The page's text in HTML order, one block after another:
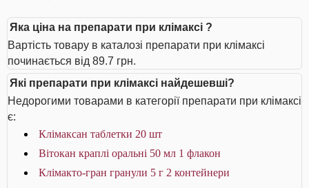
Яка ціна на препарати при клімаксі ?
Вартість товару в каталозі препарати при клімаксі
починається від 89.7 грн.
Які препарати при клімаксі найдешевші?
Недорогими товарами в категорії препарати при клімаксі
є:
Клімаксан таблетки 20 шт
Вітокан краплі оральні 50 мл 1 флакон
Клімакто-гран гранули 5 г 2 контейнери